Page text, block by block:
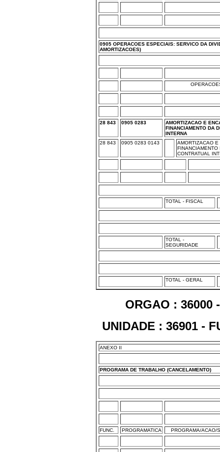
0905 OPERACOES ESPECIAIS: SERVICO DA
AMORTIZACOES)
28 843 0905 0283
AMORTIZACAO E
FINANCIAMENTO DA
INTERNA
28 843
0905 0283 0143
AMORTIZACAO
FINANCIAMENTO
CONTRATUAL
TOTAL - FISCAL
TOTAL -
SEGURIDADE
TOTAL - GERAL
ORGAO : 36000
UNIDADE : 36901 -
ANEXO II
PROGRAMA DE TRABALHO (CANCELAMENTO)
FUNC. PROGRAMATICA PROGRAMA/ACAO/